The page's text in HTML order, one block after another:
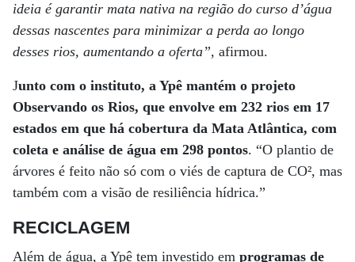
ideia é garantir mata nativa na região do curso d’água
dessas nascentes para minimizar a perda ao longo
desses rios, aumentando a oferta”, afirmou.
Junto com o instituto, a Ypê mantém o projeto
Observando os Rios, que envolve em 232 rios em 17
estados em que há cobertura da Mata Atlântica, com
coleta e análise de água em 298 pontos. “O plantio de
árvores é feito não só com o viés de captura de CO², mas
também com a visão de resiliência hídrica.”
RECICLAGEM
Além de água, a Ypê tem investido em programas de